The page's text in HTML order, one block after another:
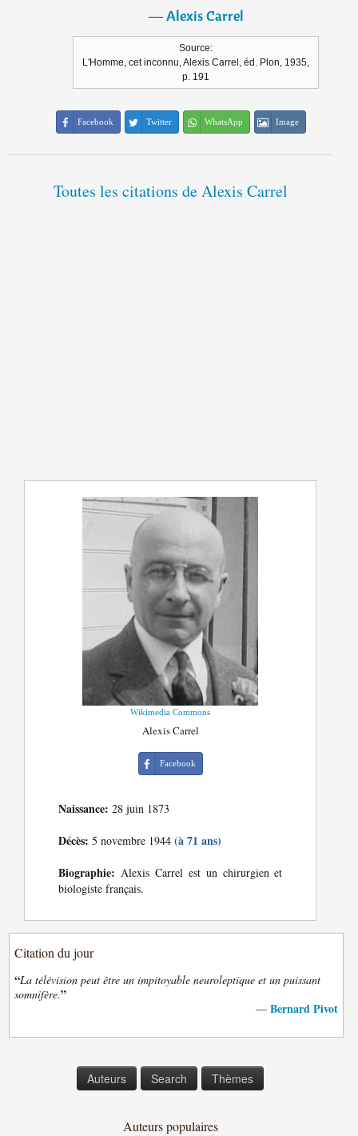
―Alexis Carrel
Source:
L'Homme, cet inconnu, Alexis Carrel, éd. Plon, 1935,
p. 191
Facebook Twitter WhatsApp Image
Toutes les citations de Alexis Carrel
Wikimedia Commons
Alexis Carrel
Facebook
Naissance: 28 juin 1873
Décès: 5 novembre 1944(à 71 ans)
Biographie: Alexis Carrel est un chirurgien et
biologiste français.
Citation du jour
“La télévision peut être un impitoyable neuroleptique et un puissant
somnifère.”
— Bernard Pivot
Auteurs Search Thèmes
Auteurs populaires